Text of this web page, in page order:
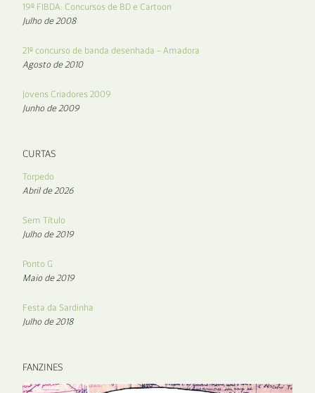
19º FIBDA: Concursos de BD e Cartoon
Julho de 2008
21º concurso de banda desenhada – Amadora
Agosto de 2010
Jovens Criadores 2009
Junho de 2009
CURTAS
Torpedo
Abril de 2026
Sem Título
Julho de 2019
Ponto G
Maio de 2019
Festa da Sardinha
Julho de 2018
FANZINES